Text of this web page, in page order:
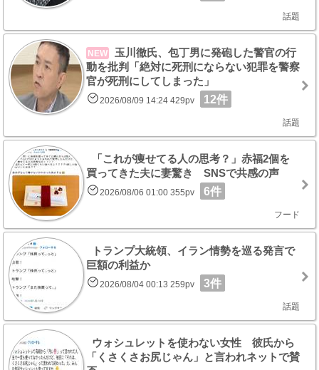
話題
NEW
玉川徹氏、包丁男に発砲した警官の行
動を批判「絶対に死刑にならない犯罪を警察
官が死刑にしてしまった」
2026/08/09 14:24 429pv 12件
話題
「これが痩せてる人の思考？」赤福2個を
買ってきた夫に妻驚き SNSで共感の声
2026/08/06 01:00 355pv 6件
フード
トランプ大統領、イラン情勢を巡る発言で
巨額の利益か
2026/08/04 00:13 259pv 3件
話題
ウォシュレットを使わない女性 彼氏から
「くさくさお尻じゃん」と言われネットで賛